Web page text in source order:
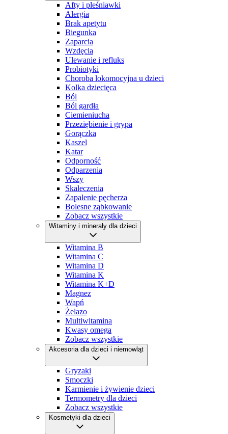
Afty i pleśniawki
Alergia
Brak apetytu
Biegunka
Zaparcia
Wzdęcia
Ulewanie i refluks
Probiotyki
Choroba lokomocyjna u dzieci
Kolka dziecięca
Ból
Ból gardła
Ciemieniucha
Przeziębienie i grypa
Gorączka
Kaszel
Katar
Odporność
Odparzenia
Wszy
Skaleczenia
Zapalenie pęcherza
Bolesne ząbkowanie
Zobacz wszystkie
Witaminy i minerały dla dzieci
Witamina B
Witamina C
Witamina D
Witamina K
Witamina K+D
Magnez
Wapń
Żelazo
Multiwitamina
Kwasy omega
Zobacz wszystkie
Akcesoria dla dzieci i niemowląt
Gryzaki
Smoczki
Karmienie i żywienie dzieci
Termometry dla dzieci
Zobacz wszystkie
Kosmetyki dla dzieci